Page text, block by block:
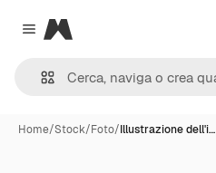
Close menu
Magnific
Home/Stock/Foto/Illustrazione dell'i…